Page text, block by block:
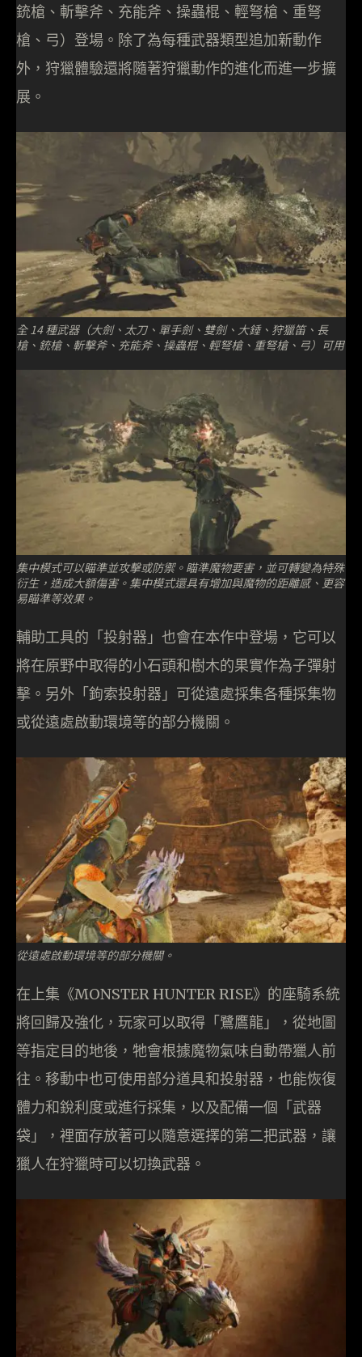
銃槍、斬擊斧、充能斧、操蟲棍、輕弩槍、重弩
槍、弓）登場。除了為每種武器類型追加新動作
外，狩獵體驗還將隨著狩獵動作的進化而進一步擴
展。
全 14 種武器（大劍、太刀、單手劍、雙劍、大錘、狩獵笛、長
槍、銃槍、斬擊斧、充能斧、操蟲棍、輕弩槍、重弩槍、弓）可用
集中模式可以瞄準並攻擊或防禦。瞄準魔物要害，並可轉變為特殊
衍生，造成大額傷害。集中模式還具有增加與魔物的距離感、更容
易瞄準等效果。
輔助工具的「投射器」也會在本作中登場，它可以
將在原野中取得的小石頭和樹木的果實作為子彈射
擊。另外「鉤索投射器」可從遠處採集各種採集物
或從遠處啟動環境等的部分機關。
從遠處啟動環境等的部分機關。
在上集《MONSTER HUNTER RISE》的座騎系統
將回歸及強化，玩家可以取得「鷺鷹龍」，從地圖
等指定目的地後，牠會根據魔物氣味自動帶獵人前
往。移動中也可使用部分道具和投射器，也能恢復
體力和銳利度或進行採集，以及配備一個「武器
袋」，裡面存放著可以隨意選擇的第二把武器，讓
獵人在狩獵時可以切換武器。